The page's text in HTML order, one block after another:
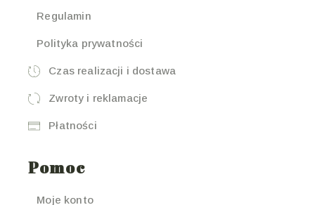
Regulamin
Polityka prywatności
Czas realizacji i dostawa
Zwroty i reklamacje
Płatności
Pomoc
Moje konto